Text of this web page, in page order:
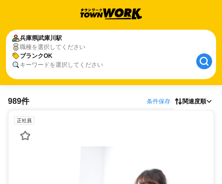
兵庫県武庫川駅
職種を選択してください
ブランクOK
キーワードを選択してください
989件 条件保存 関連度順
正社員